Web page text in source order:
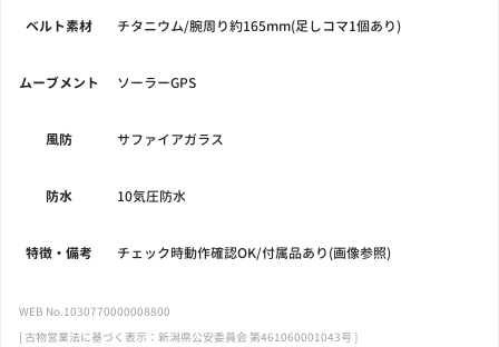
ベルト素材 チタニウム/腕周り約165mm(足しコマ1個あり)
ムーブメント ソーラーGPS
風防 サファイアガラス
防水 10気圧防水
特徴・備考 チェック時動作確認OK/付属品あり(画像参照)
WEB No.1030770000008800
[ 古物営業法に基づく表示：新潟県公安委員会 第461060001043号 ]